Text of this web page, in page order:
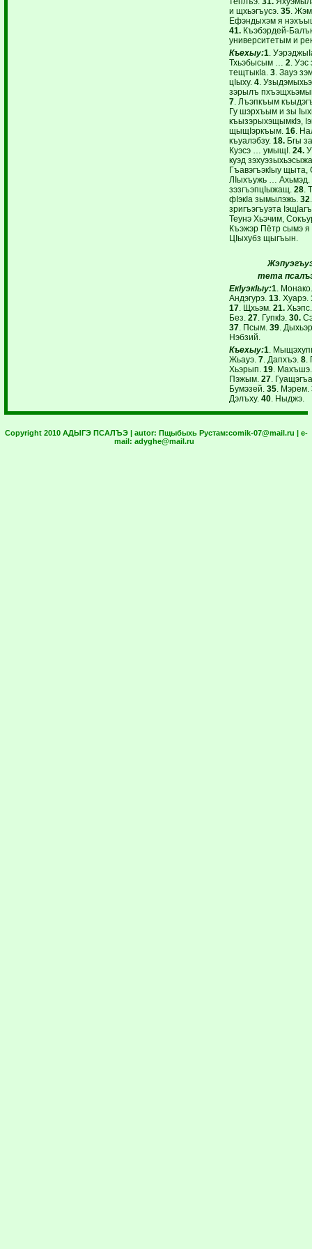
и щхьэгъусэ. 35.
Ефэндыхэм я
41.Къэбэрдей-
университетым и
Къехыу:1 .
Тхьэбысым … 2 .
тещтыкIа. 3. Зауэ
цIыху. 4.
зэрылъ
7. Лъэпкъым
Гу шэрхъым и зы
къызэрыхэщымкIэ,
щыщIэркъым. 16.
къуалэбзу. 18.Бгы
Куэсэ … умыщI. 24.
куэд
ГъавэгъэкIыу щыта,
ЛIыхъужь … Ахьмэд.
зэзгъэпцIыжащ. 28.
фIэкIа зымылэжь. 32
зригъэгъуэта
Теунэ Хьэчим,
Къэжэр Пётр сымэ
ЦIыхубз щыгъын.
тета
ЕкIуэкIыу:1 .
Андэгурэ. 13. Хуарэ.
17. Щхьэм. 21.
Без. 27. ГупкIэ. 30.
37. Псым. 39.
Нэбзий.
Къехыу:1 .
Жьауэ. 7. Дапхъэ. 8.
Хьэрып. 19.
Пэжым. 27.
Бумэзей. 35. Мэрем.
Дэлъху. 40. Ныджэ.
Copyright 2010 АДЫГЭ ПСАЛЪЭ | autor: Пщыбыхь Рустам:comik-07@mail.ru | e-
mail: adyghe@mail.ru